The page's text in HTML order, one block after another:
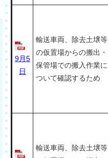
9月5
日
輸送車両、除去土壌等
の仮置場からの搬出・
保管場での搬入作業に
ついて確認するため
輸送車両、除去土壌等